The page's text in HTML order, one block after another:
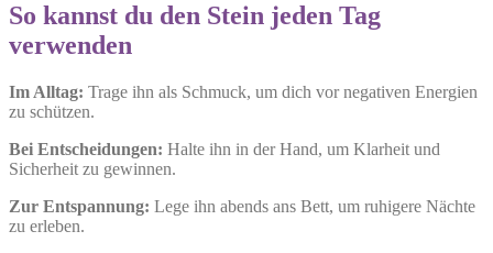
So kannst du den Stein jeden Tag
verwenden
Im Alltag: Trage ihn als Schmuck, um dich vor negativen Energien
zu schützen.
Bei Entscheidungen: Halte ihn in der Hand, um Klarheit und
Sicherheit zu gewinnen.
Zur Entspannung: Lege ihn abends ans Bett, um ruhigere Nächte
zu erleben.